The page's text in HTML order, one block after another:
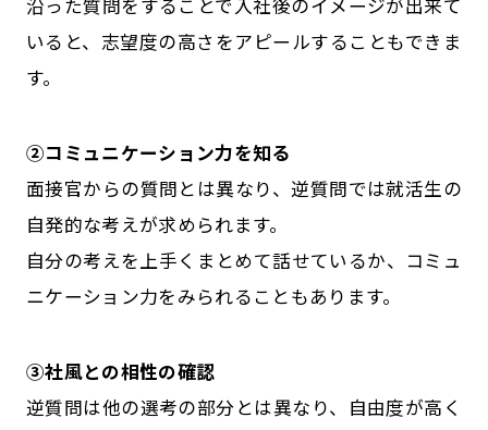
沿った質問をすることで入社後のイメージが出来て
いると、志望度の高さをアピールすることもできま
す。
②コミュニケーション力を知る
面接官からの質問とは異なり、逆質問では就活生の
自発的な考えが求められます。
自分の考えを上手くまとめて話せているか、コミュ
ニケーション力をみられることもあります。
③社風との相性の確認
逆質問は他の選考の部分とは異なり、自由度が高く